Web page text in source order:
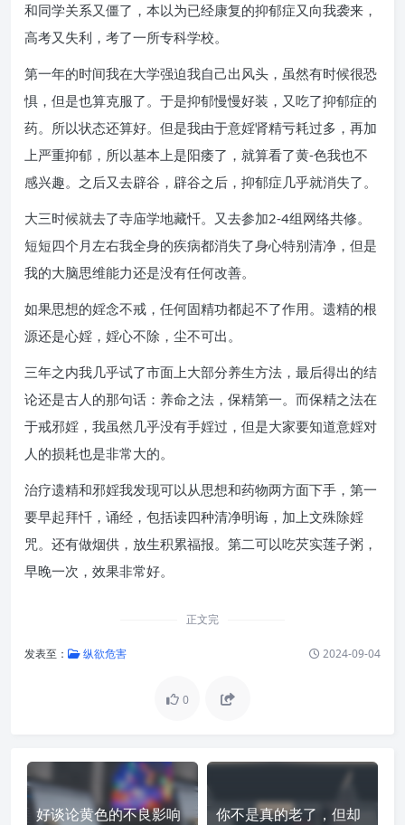
和同学关系又僵了，本以为已经康复的抑郁症又向我袭来，
高考又失利，考了一所专科学校。
第一年的时间我在大学强迫我自己出风头，虽然有时候很恐
惧，但是也算克服了。于是抑郁慢慢好装，又吃了抑郁症的
药。所以状态还算好。但是我由于意婬肾精亏耗过多，再加
上严重抑郁，所以基本上是阳痿了，就算看了黄-色我也不
感兴趣。之后又去辟谷，辟谷之后，抑郁症几乎就消失了。
大三时候就去了寺庙学地藏忏。又去参加2-4组网络共修。
短短四个月左右我全身的疾病都消失了身心特别清净，但是
我的大脑思维能力还是没有任何改善。
如果思想的婬念不戒，任何固精功都起不了作用。遗精的根
源还是心婬，婬心不除，尘不可出。
三年之内我几乎试了市面上大部分养生方法，最后得出的结
论还是古人的那句话：养命之法，保精第一。而保精之法在
于戒邪婬，我虽然几乎没有手婬过，但是大家要知道意婬对
人的损耗也是非常大的。
治疗遗精和邪婬我发现可以从思想和药物两方面下手，第一
要早起拜忏，诵经，包括读四种清净明诲，加上文殊除婬
咒。还有做烟供，放生积累福报。第二可以吃芡实莲子粥，
早晚一次，效果非常好。
正文完
发表至： 纵欲危害 2024-09-04
0
好谈论黄色的不良影响
你不是真的老了，但却